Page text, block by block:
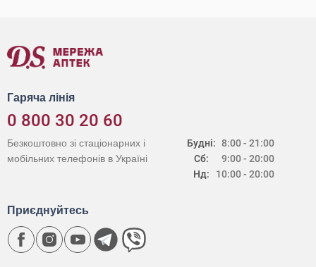
Гаряча лінія
0 800 30 20 60
Будні:
Сб:
Нд:
8:00 - 21:00
9:00 - 20:00
10:00 - 20:00
Безкоштовно зі стаціонарних і
мобільних телефонів в Україні
Приєднуйтесь